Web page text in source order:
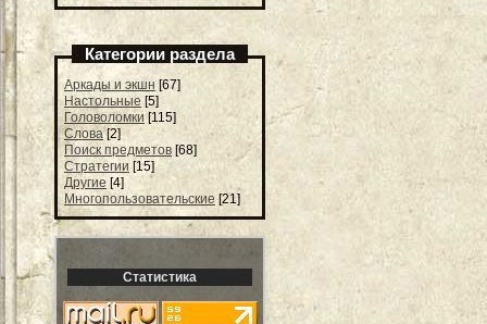
Категории раздела
Аркады и экшн [67]
Настольные [5]
Головоломки [115]
Слова [2]
Поиск предметов [68]
Стратегии [15]
Другие [4]
Многопользовательские [21]
Статистика